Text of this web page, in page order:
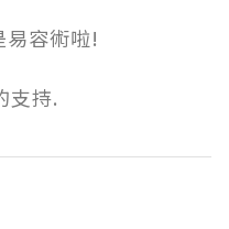
易容術啦!
支持.